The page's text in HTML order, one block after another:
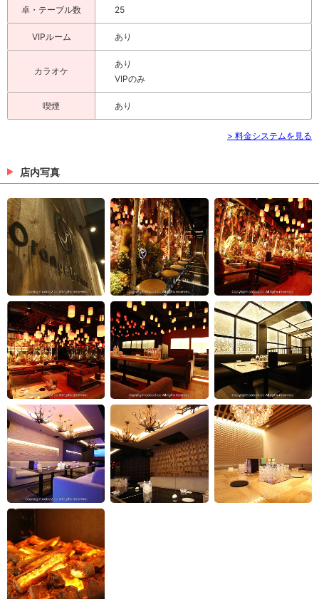
卓・テーブル数 25
VIPルーム あり
カラオケ
あり
VIPのみ
喫煙 あり
> 料金システムを見る
店内写真